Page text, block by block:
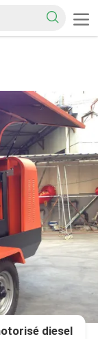
diesel